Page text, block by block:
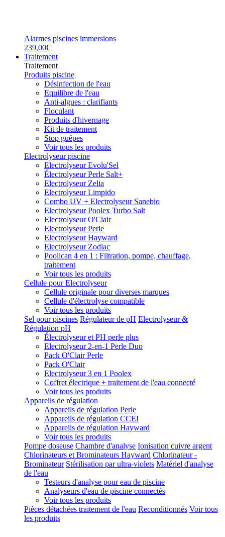
Alarmes piscines immersions
239,00€
Traitement
Traitement
Produits piscine
Désinfection de l'eau
Equilibre de l'eau
Anti-algues : clarifiants
Floculant
Produits d'hivernage
Kit de traitement
Stop guêpes
Voir tous les produits
Electrolyseur piscine
Electrolyseur Evolu'Sel
Électrolyseur Perle Salt+
Electrolyseur Zelia
Electrolyseur Limpido
Combo UV + Electrolyseur Sanebio
Electrolyseur Poolex Turbo Salt
Electrolyseur O'Clair
Electrolyseur Perle
Electrolyseur Hayward
Electrolyseur Zodiac
Poolican 4 en 1 : Filtration, pompe, chauffage,
traitement
Voir tous les produits
Cellule pour Electrolyseur
Cellule originale pour diverses marques
Cellule d'électrolyse compatible
Voir tous les produits
Sel pour piscines Régulateur de pH Electrolyseur &
Régulation pH
Électrolyseur et PH perle plus
Electrolyseur 2-en-1 Perle Duo
Pack O'Clair Perle
Pack O'Clair
Electrolyseur 3 en 1 Poolex
Coffret électrique + traitement de l'eau connecté
Voir tous les produits
Appareils de régulation
Appareils de régulation Perle
Appareils de régulation CCEI
Appareils de régulation Hayward
Voir tous les produits
Pompe doseuse Chambre d'analyse Ionisation cuivre argent
Chlorinateurs et Brominateurs Hayward Chlorinateur -
Brominateur Stérilisation par ultra-violets Matériel d'analyse
de l'eau
Testeurs d'analyse pour eau de piscine
Analyseurs d'eau de piscine connectés
Voir tous les produits
Pièces détachées traitement de l'eau Reconditionnés Voir tous
les produits